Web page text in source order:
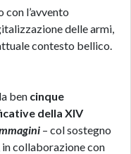
l’avvento
delle armi,
contesto bellico.
ben cinque
della XIV
– col sostegno
collaborazione con